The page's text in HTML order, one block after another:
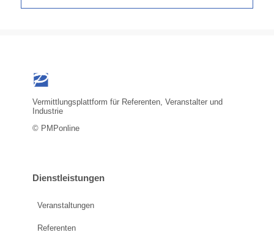
Vermittlungsplattform für Referenten, Veranstalter und
Industrie
© PMPonline
Dienstleistungen
Veranstaltungen
Referenten